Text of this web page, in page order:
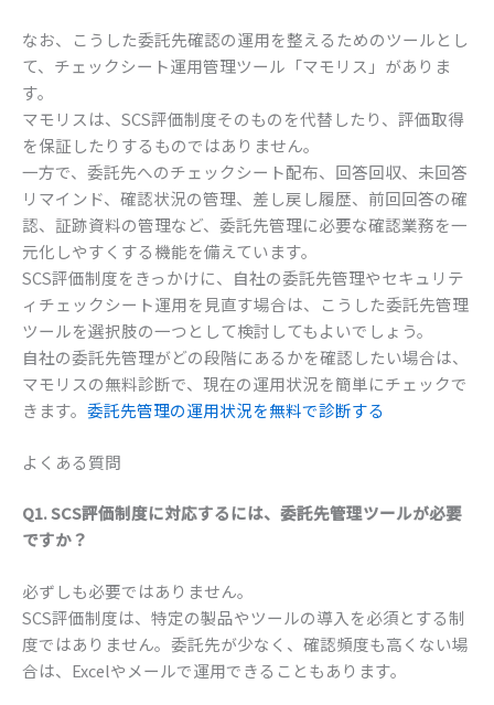
なお、こうした委託先確認の運用を整えるためのツールとし
て、チェックシート運用管理ツール「マモリス」がありま
す。
マモリスは、SCS評価制度そのものを代替したり、評価取得
を保証したりするものではありません。
一方で、委託先へのチェックシート配布、回答回収、未回答
リマインド、確認状況の管理、差し戻し履歴、前回回答の確
認、証跡資料の管理など、委託先管理に必要な確認業務を一
元化しやすくする機能を備えています。
SCS評価制度をきっかけに、自社の委託先管理やセキュリテ
ィチェックシート運用を見直す場合は、こうした委託先管理
ツールを選択肢の一つとして検討してもよいでしょう。
自社の委託先管理がどの段階にあるかを確認したい場合は、
マモリスの無料診断で、現在の運用状況を簡単にチェックで
きます。 委託先管理の運用状況を無料で診断する
よくある質問
Q1. SCS評価制度に対応するには、委託先管理ツールが必要
ですか？
必ずしも必要ではありません。
SCS評価制度は、特定の製品やツールの導入を必須とする制
度ではありません。委託先が少なく、確認頻度も高くない場
合は、Excelやメールで運用できることもあります。